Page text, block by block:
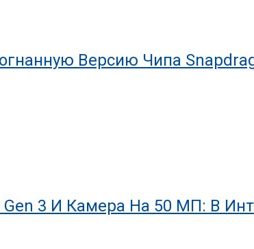
Версию Чипа
3 И Камера На 50 МП: В